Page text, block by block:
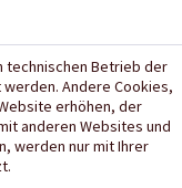
technischen Betrieb der
Andere Cookies,
erhöhen, der
anderen Websites und
werden nur mit Ihrer